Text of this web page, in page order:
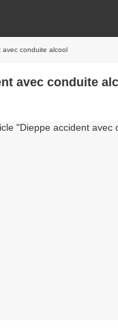
avec conduite alcool
avec conduite